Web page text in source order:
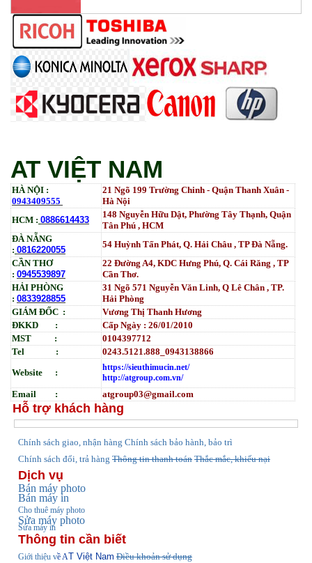
5000 | IM 6000_ MP3554_700G_BIASDO
Tham Khảo
Mực in HP LaserJet Enterprise M610dn | M611dn |
M611x | M612dn | M612x | MFP M634 | MFP M635 |
MFP M636_W1470A (10.5K)_ Có chip_HALLOYA
Tham Khảo
AT VIỆT NAM
HÀ NỘI :
0943409555
21 Ngõ 199 Trường Chinh - Quận Thanh Xuân -
Hà Nội
HCM : 0886614433
148 Nguyễn Hữu Dật, Phường Tây Thạnh, Quận
Tân Phú , HCM
ĐÀ NẴNG
: 0816220055
54 Huỳnh Tấn Phát, Q. Hải Châu , TP Đà Nẵng.
CẦN THƠ
: 0945539897
22 Đường A4, KDC Hưng Phú, Q. Cái Răng , TP
Cần Thơ.
HẢI PHÒNG
: 0833928855
31 Ngõ 571 Nguyễn Văn Linh, Q Lê Chân , TP.
Hải Phòng
GIÁM ĐỐC :
Vương Thị Thanh Hương
ĐKKD :
Cấp Ngày : 26/01/2010
MST :
0104397712
Tel :
0243.5121.888_0943138866
Website :
https://sieuthimucin.net/
http://atgroup.com.vn/
Email : atgroup03@gmail.com
Hỗ trợ khách hàng
Chính sách giao, nhận hàng Chính sách bảo hành, bảo trì
Chính sách đổi, trả hàng Thông tin thanh toán Thắc mắc, khiếu nại
Dịch vụ
Bán máy photo
Bán máy in
Cho thuê máy photo
Sửa máy photo
Sửa máy in
Thông tin cần biết
Giới thiệu về AT Việt Nam Điều khoản sử dụng